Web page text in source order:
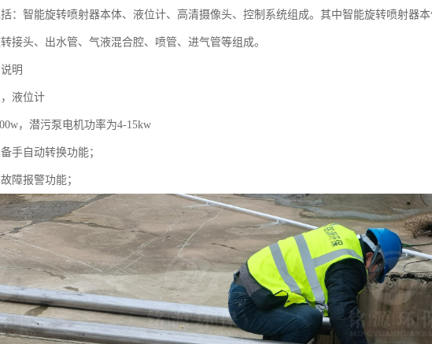
：智能旋转喷射器本体、液位计、高清摄像头、控制系统组成。其中智能旋转喷射器本
接头、出水管、气液混合腔、喷管、进气管等组成。
明
液位计
，潜污泵电机功率为4-15kw
手自动转换功能；
障报警功能；